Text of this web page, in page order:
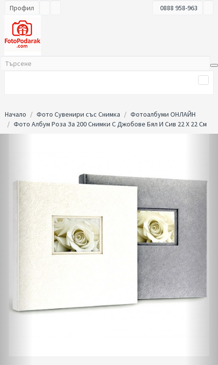
Профил 0888 958-963
Начало Фото Сувенири със Снимка
Фотоалбуми ОНЛАЙН
Фото Албум Роза За 200 Снимки С Джобове Бял И Сив 22 Х 22 См